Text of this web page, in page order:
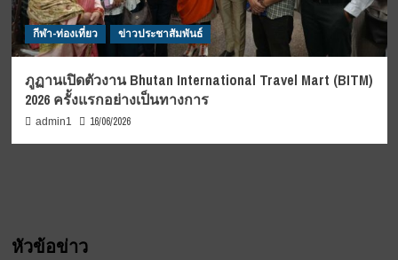
กีฬา-ท่องเที่ยว ข่าวประชาสัมพันธ์
ภูฏานเปิดตัวงาน Bhutan International Travel Mart (BITM)
2026 ครั้งแรกอย่างเป็นทางการ
admin1 16/06/2026
หัวข้อข่าว